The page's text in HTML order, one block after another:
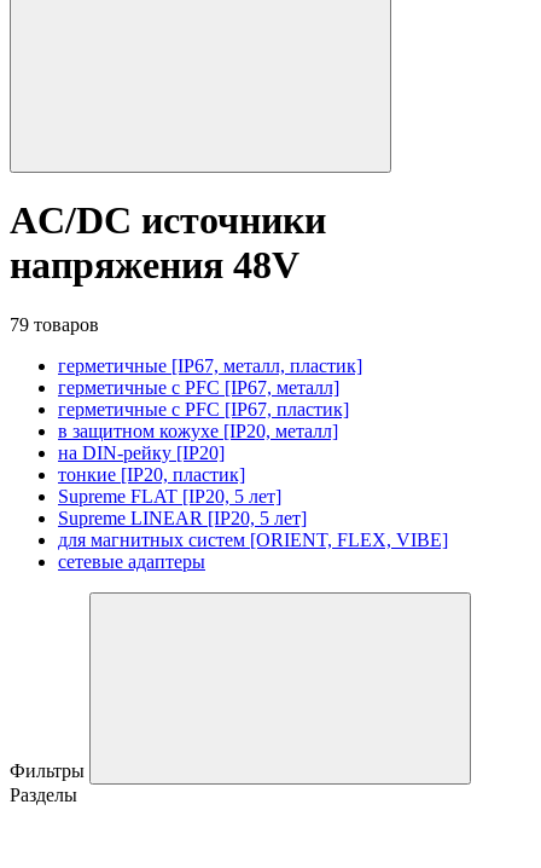
AC/DC источники
напряжения 48V
79 товаров
герметичные [IP67, металл, пластик]
герметичные с PFC [IP67, металл]
герметичные с PFC [IP67, пластик]
в защитном кожухе [IP20, металл]
на DIN-рейку [IP20]
тонкие [IP20, пластик]
Supreme FLAT [IP20, 5 лет]
Supreme LINEAR [IP20, 5 лет]
для магнитных систем [ORIENT, FLEX, VIBE]
сетевые адаптеры
Фильтры
Разделы